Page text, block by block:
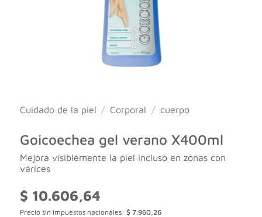
Cuidado de la piel / Corporal / cuerpo
Goicoechea gel verano X400ml
Mejora visiblemente la piel incluso en zonas con
várices
$ 10.606,64
Precio sin impuestos nacionales: $ 7.960,26